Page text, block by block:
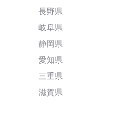
長野県
岐阜県
静岡県
愛知県
三重県
滋賀県